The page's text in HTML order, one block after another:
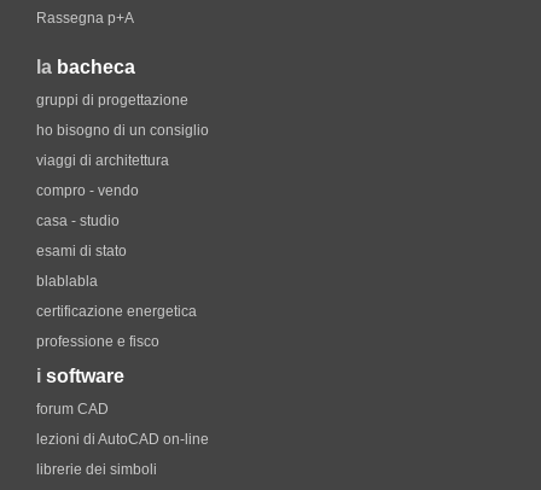
Rassegna p+A
la bacheca
gruppi di progettazione
ho bisogno di un consiglio
viaggi di architettura
compro - vendo
casa - studio
esami di stato
blablabla
certificazione energetica
professione e fisco
i software
forum CAD
lezioni di AutoCAD on-line
librerie dei simboli